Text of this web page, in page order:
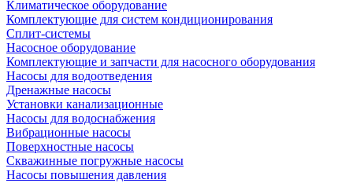
Климатическое оборудование
Комплектующие для систем кондиционирования
Сплит-системы
Насосное оборудование
Комплектующие и запчасти для насосного оборудования
Насосы для водоотведения
Дренажные насосы
Установки канализационные
Насосы для водоснабжения
Вибрационные насосы
Поверхностные насосы
Скважинные погружные насосы
Насосы повышения давления